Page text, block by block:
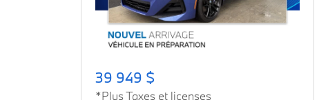
39 949 $
*Plus Taxes et licenses